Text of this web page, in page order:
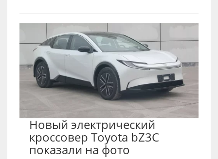
Новый электрический
кроссовер Toyota bZ3C
показали на фото